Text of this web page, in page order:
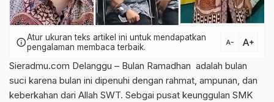
infoAtur ukuran teks artikel ini untuk mendapatkan
pengalaman membaca terbaik.
text_decrease text_increase
Sieradmu.com Delanggu – Bulan Ramadhan adalah bulan
suci karena bulan ini dipenuhi dengan rahmat, ampunan, dan
keberkahan dari Allah SWT. Sebgai pusat keunggulan SMK